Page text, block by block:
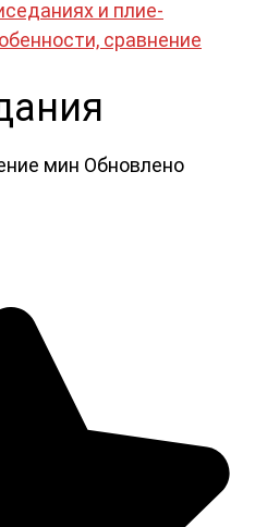
и плие-
сравнение
мин Обновлено